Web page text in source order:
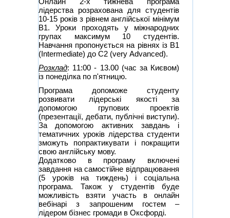
лідерства розрахована для студентів
10-15 років з рівнем англійської мінімум
В1. Уроки проходять у міжнародних
групах максимум 10 студентів.
Навчання пропонується на рівнях із В1
(Intermediate) до С2 (very Advanced).
Розклад: 11:00 - 13.00 (час за Києвом)
із понеділка по п'ятницю.
Програма допоможе студенту
розвивати лідерські якості за
допомогою групових проектів
(презентації, дебати, публічні виступи).
За допомогою активних завдань і
тематичних уроків лідерства студенти
зможуть попрактикувати і покращити
свою англійську мову.
Додатково в програму включені
завдання на самостійне відпрацювання
(5 уроків на тиждень) і соціальна
програма. Також у студентів буде
можливість взяти участь в онлайн
вебінарі з запрошеним гостем –
лідером бізнес громади в Оксфорді.